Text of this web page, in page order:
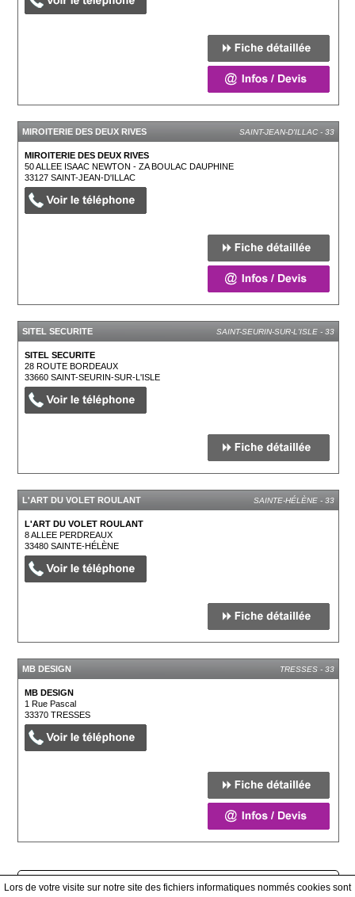
MIROITERIE DES DEUX RIVES SAINT-JEAN-D'ILLAC - 33
MIROITERIE DES DEUX RIVES
50 ALLEE ISAAC NEWTON - ZA BOULAC DAUPHINE
33127SAINT-JEAN-D'ILLAC
SITEL SECURITE SAINT-SEURIN-SUR-L'ISLE - 33
SITEL SECURITE
28 ROUTE BORDEAUX
33660SAINT-SEURIN-SUR-L'ISLE
L'ART DU VOLET ROULANT SAINTE-HÉLÈNE - 33
L'ART DU VOLET ROULANT
8 ALLEE PERDREAUX
33480SAINTE-HÉLÈNE
MB DESIGN TRESSES - 33
MB DESIGN
1 Rue Pascal
33370TRESSES
Afficher tous les prestataires
Lors de votre visite sur notre site des fichiers informatiques nommés cookies sont